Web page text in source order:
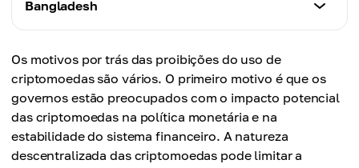
criptomoedas de qualquer forma. As pessoas
motivos para a proibição são preocupações sobre
a estabilidade do sistema financeiro, lavagem de
dinheiro e financiamento do terrorismo.
O Banco Central da Tunísia (Banque Centrale de
lavagem de dinheiro e fraude.
legal no país. Isso significa que usar Bitcoin e
outras criptomoedas para pagar por bens e
serviços em Omã não é permitido.
Bangladesh
Desde 2014, Bangladesh impôs uma proibição
completa do uso e negociação de criptomoedas. O
Banco Central de Bangladesh emitiu um aviso
alertando que a negociação de Bitcoin e outras
criptomoedas é ilegal e pode levar a multas ou
prisão.
Os motivos por trás das proibições do uso de
criptomoedas são vários. O primeiro motivo é que os
governos estão preocupados com o impacto potencial
das criptomoedas na política monetária e na
estabilidade do sistema financeiro. A natureza
descentralizada das criptomoedas pode limitar a